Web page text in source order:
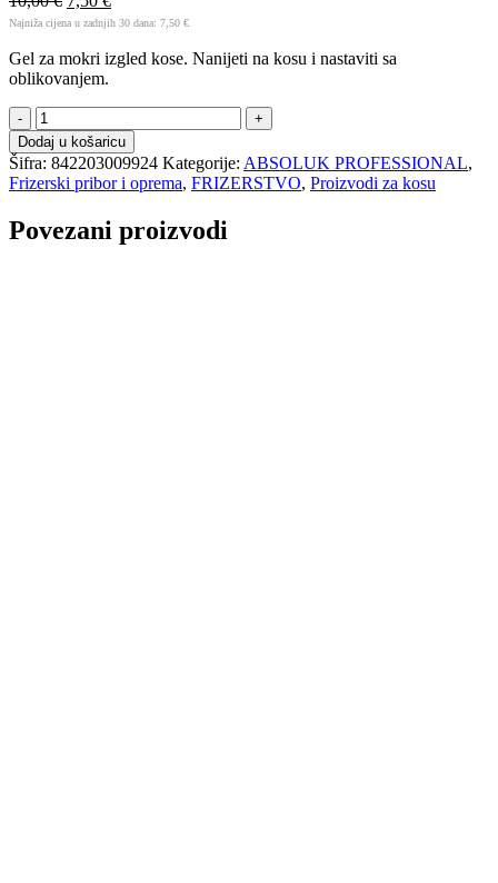
Najniža cijena u zadnjih 30 dana: 7,50 €
Gel za mokri izgled kose. Nanijeti na kosu i nastaviti sa
oblikovanjem.
Gel
za
mokri
izgled
kose
-
Dodaj u košaricu
Šifra: 842203009924 Kategorije: ABSOLUK PROFESSIONAL,
Frizerski pribor i oprema, FRIZERSTVO, Proizvodi za kosu
Povezani proizvodi